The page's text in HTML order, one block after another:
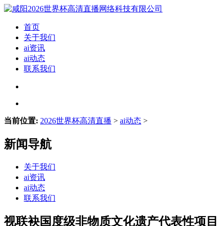
首页
关于我们
ai资讯
ai动态
联系我们
当前位置: 2026世界杯高清直播 > ai动态 >
新闻导航
关于我们
ai资讯
ai动态
联系我们
视联袂国度级非物质文化遗产代表性项目